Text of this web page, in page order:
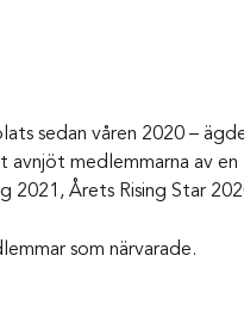
sedan våren 2020 –
medlemmarna av
2021, Årets Rising Star
som närvarade.